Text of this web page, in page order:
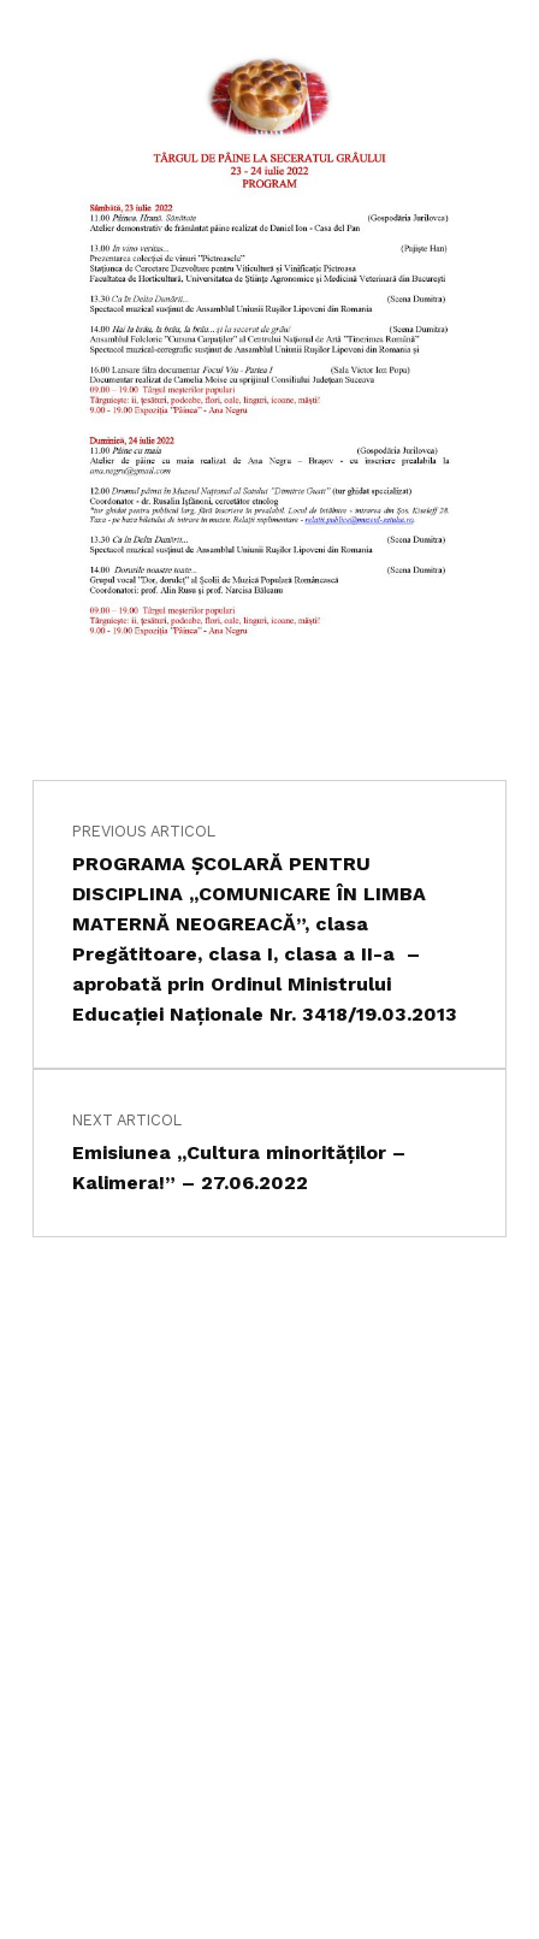
Skip back to main navigation
Navigare în articole
PREVIOUS ARTICOL
PROGRAMA ȘCOLARĂ PENTRU
DISCIPLINA ,,COMUNICARE ÎN LIMBA
MATERNĂ NEOGREACĂ”, clasa
Pregătitoare, clasa I, clasa a II-a –
aprobată prin Ordinul Ministrului
Educației Naționale Nr. 3418/19.03.2013
NEXT ARTICOL
Emisiunea ,,Cultura minorităților –
Kalimera!” – 27.06.2022